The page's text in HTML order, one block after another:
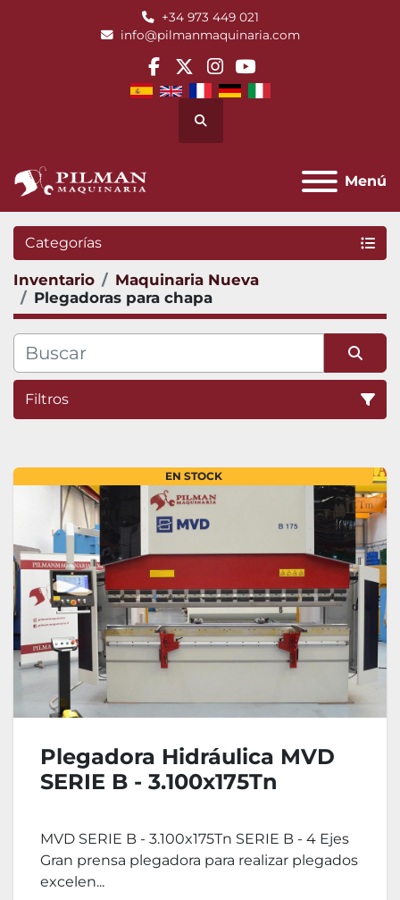
+34 973 449 021
info@pilmanmaquinaria.com
facebook
twitterinstagram
youtube
Buscar
Menú
Categorías
Inventario
Maquinaria Nueva
Plegadoras para chapa
Filtros
EN STOCK
Plegadora Hidráulica MVD
SERIE B - 3.100x175Tn
MVD SERIE B - 3.100x175Tn SERIE B - 4 Ejes
Gran prensa plegadora para realizar plegados
excelen...